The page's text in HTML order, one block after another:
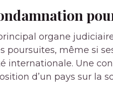
organe
poursuites, même si
internationale. Une
d’un pays sur la